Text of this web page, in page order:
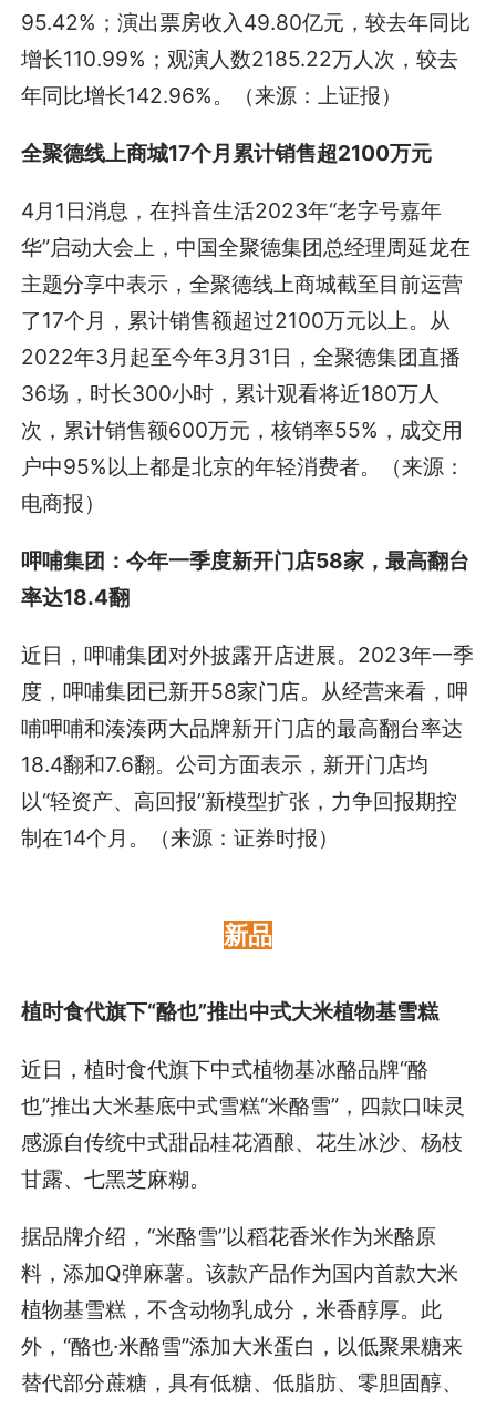
95.42%；演出票房收入49.80亿元，较去年同比
增长110.99%；观演人数2185.22万人次，较去
年同比增长142.96%。（来源：上证报）
全聚德线上商城17个月累计销售超2100万元
4月1日消息，在抖音生活2023年“老字号嘉年
华”启动大会上，中国全聚德集团总经理周延龙在
主题分享中表示，全聚德线上商城截至目前运营
了17个月，累计销售额超过2100万元以上。从
2022年3月起至今年3月31日，全聚德集团直播
36场，时长300小时，累计观看将近180万人
次，累计销售额600万元，核销率55%，成交用
户中95%以上都是北京的年轻消费者。（来源：
电商报）
呷哺集团：今年一季度新开门店58家，最高翻台
率达18.4翻
近日，呷哺集团对外披露开店进展。2023年一季
度，呷哺集团已新开58家门店。从经营来看，呷
哺呷哺和湊湊两大品牌新开门店的最高翻台率达
18.4翻和7.6翻。公司方面表示，新开门店均
以“轻资产、高回报”新模型扩张，力争回报期控
制在14个月。（来源：证券时报）
新品
植时食代旗下“酪也”推出中式大米植物基雪糕
近日，植时食代旗下中式植物基冰酪品牌“酪
也”推出大米基底中式雪糕“米酪雪”，四款口味灵
感源自传统中式甜品桂花酒酿、花生冰沙、杨枝
甘露、七黑芝麻糊。
据品牌介绍，“米酪雪”以稻花香米作为米酪原
料，添加Q弹麻薯。该款产品作为国内首款大米
植物基雪糕，不含动物乳成分，米香醇厚。此
外，“酪也·米酪雪”添加大米蛋白，以低聚果糖来
替代部分蔗糖，具有低糖、低脂肪、零胆固醇、